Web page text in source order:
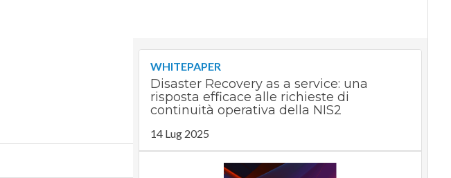
WHITEPAPER
Disaster Recovery as a service: una
risposta efficace alle richieste di
continuità operativa della NIS2
14 Lug 2025